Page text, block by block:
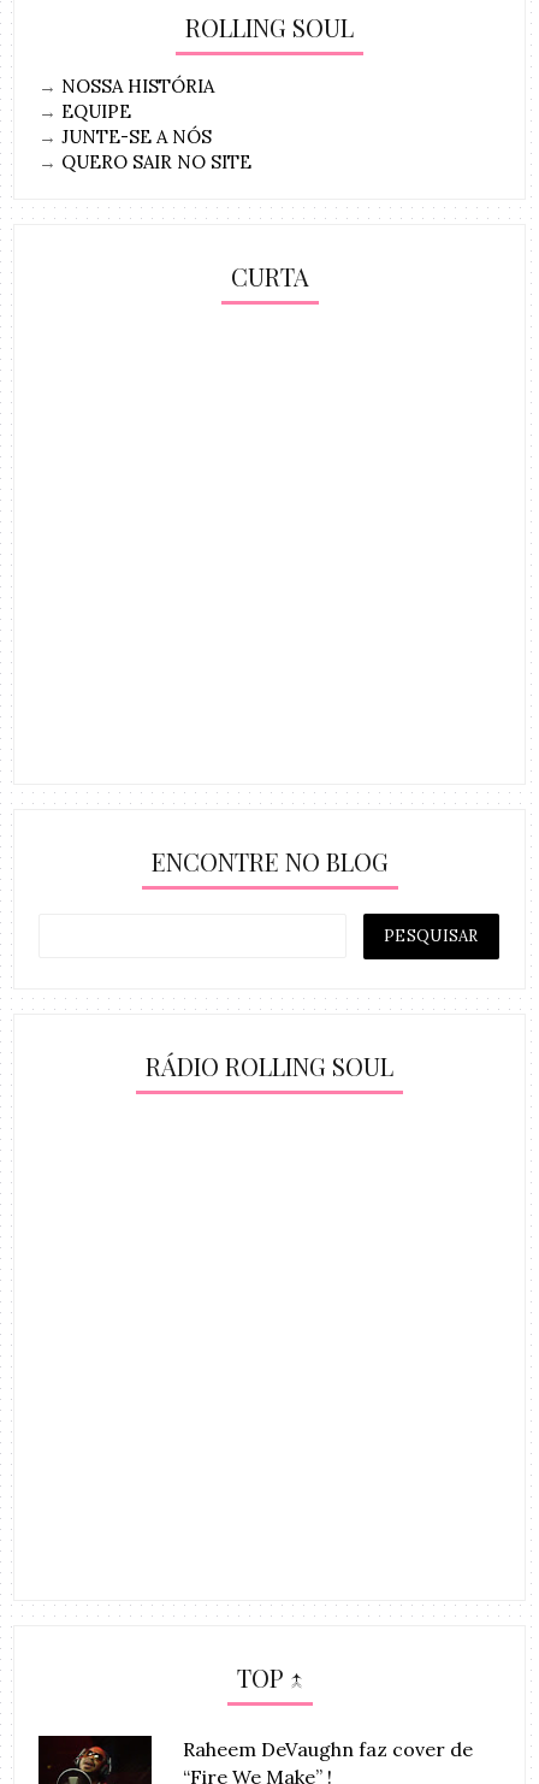
ROLLING SOUL
→ NOSSA HISTÓRIA
→ EQUIPE
→JUNTE-SE A NÓS
→ QUERO SAIR NO SITE
CURTA
ENCONTRE NO BLOG
RÁDIO ROLLING SOUL
TOP ↑
Raheem DeVaughn faz cover de
“Fire We Make” !